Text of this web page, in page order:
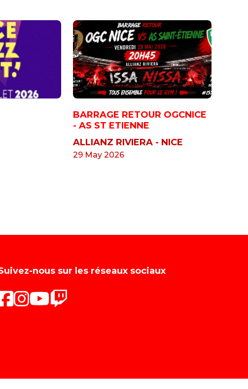
BARRAGE RETOUR OGCNICE
- AS ST ETIENNE
ALLIANZ RIVIERA - NICE
29 May 2026
nous sur les réseaux sociaux